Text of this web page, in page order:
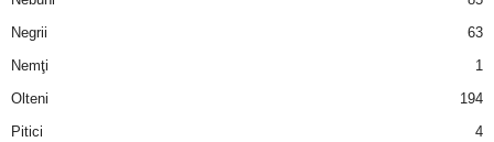
Negrii
63
Nemţi
1
Olteni
194
Pitici
4